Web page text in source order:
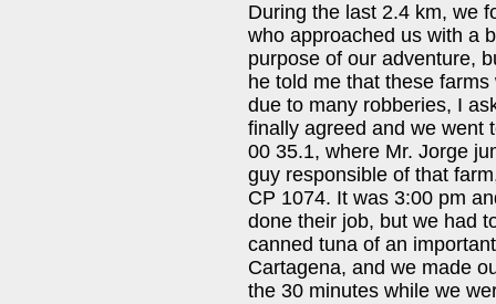
During the last 2.4 km, we
who approached us with a
purpose of our adventure,
he told me that these
due to many robberies, I
finally agreed and we went
00 35.1, where Mr. Jorge
guy responsible of that
CP 1074. It was 3:00 pm
done their job, but we had
canned tuna of an
Cartagena, and we made
the 30 minutes while we